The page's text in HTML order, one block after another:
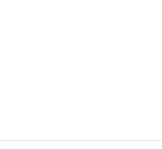
| Zinco